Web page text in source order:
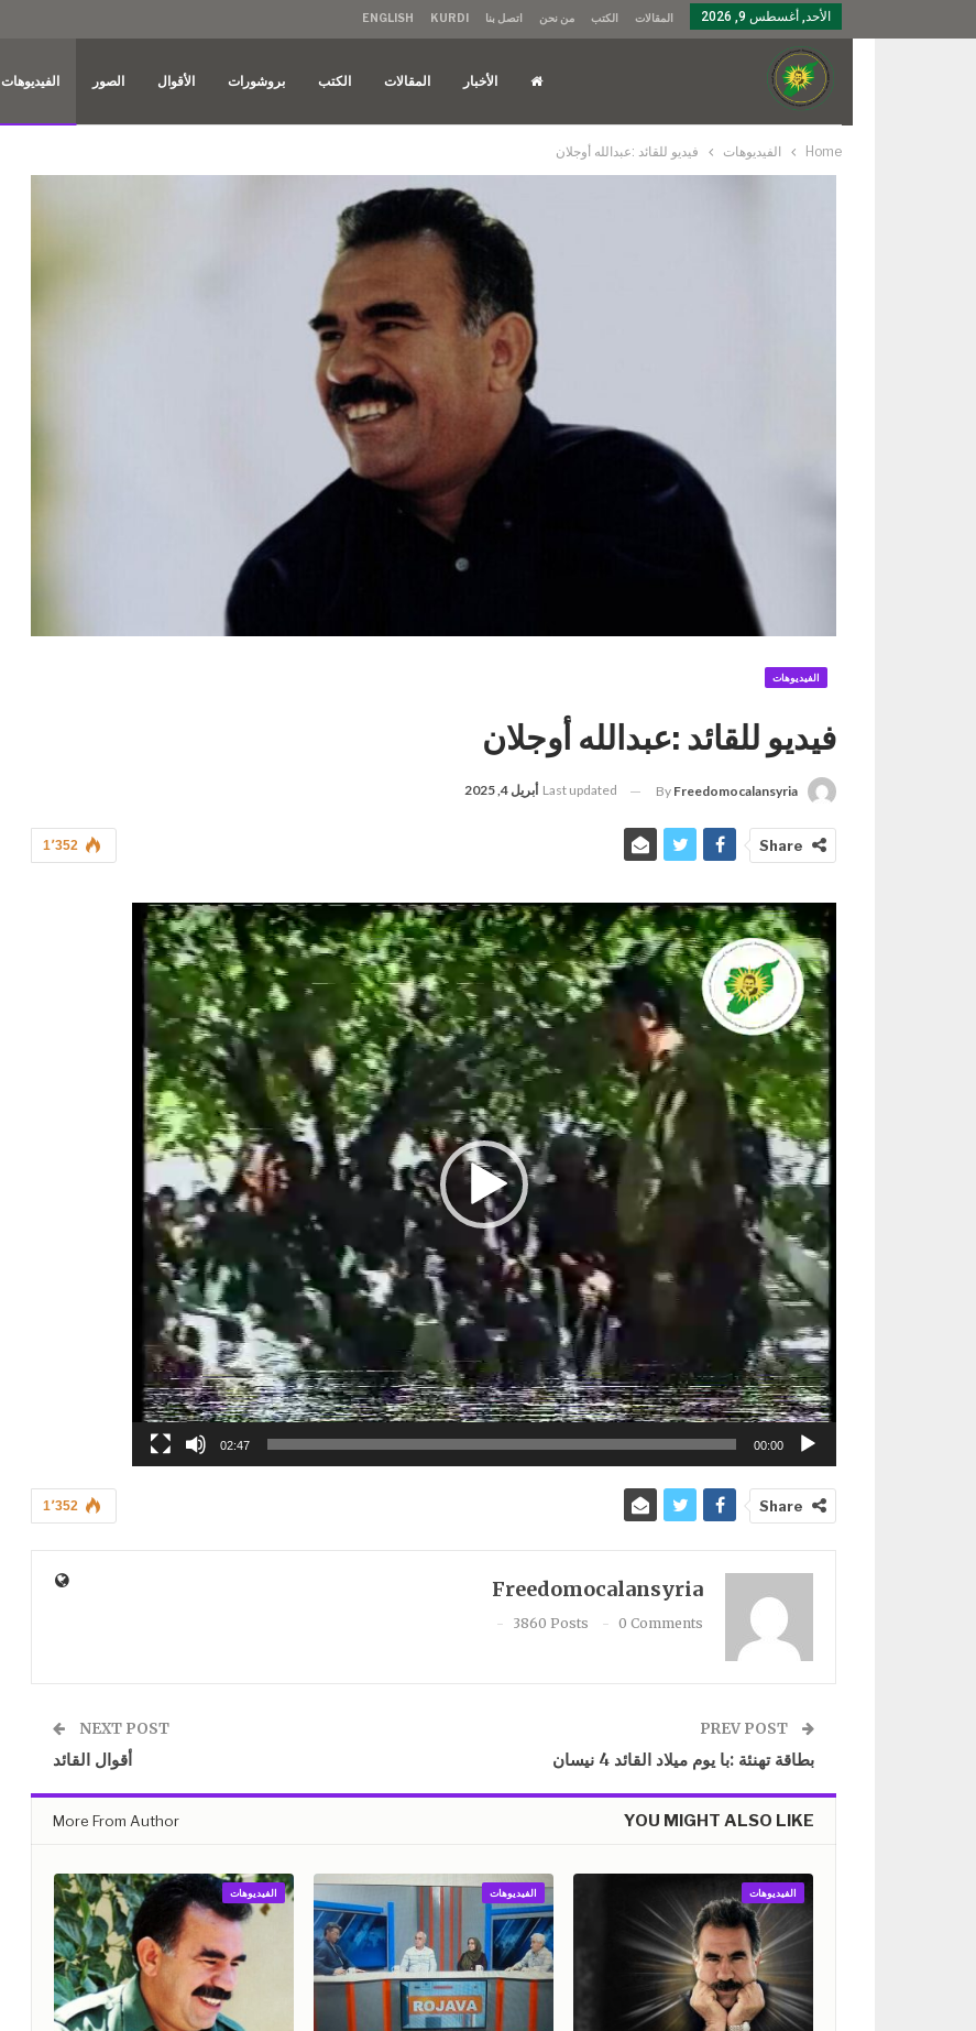
الأحد, أغسطس 9, 2026 المقالات الكتب من نحن اتصل بنا KURDI
ENGLISH
الأخبار المقالات الكتب بروشورات الأقوال الصور الفيديوهات
Home الفيديوهات فيديو للقائد :عبدالله أوجلان
الفيديوهات
فيديو للقائد :عبدالله أوجلان
By Freedomocalansyria
Last updated أبريل 4, 2025
1٬352 Share
مشغل
الفيديو
00:00
02:47
1٬352 Share
Freedomocalansyria
3860 Posts 0 Comments
بطاقة تهنئة :با يوم ميلاد القائد 4 نيسان
NEXT POST
أقوال القائد
YOU MIGHT ALSO LIKE
More From Author
الفيديوهات الفيديوهات الفيديوهات